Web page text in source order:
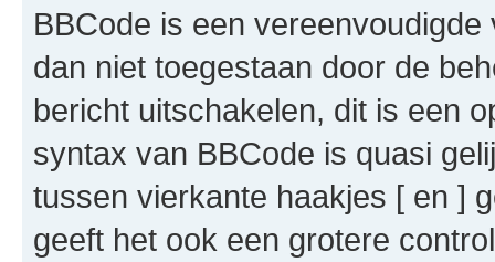
BBCode is een
dan niet toegestaan door de
bericht uitschakelen, dit is een
syntax van BBCode is quasi
tussen vierkante haakjes [ en ]
geeft het ook een grotere